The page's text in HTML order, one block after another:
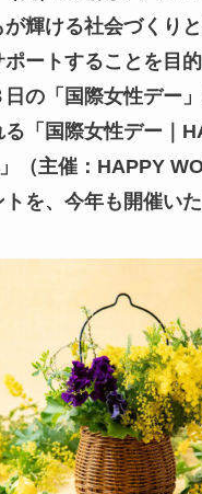
輝ける社会づくり
ートすることを目
日の「国際女性デー
る「国際女性デー｜
（主催：HAPPY
を、今年も開催いた